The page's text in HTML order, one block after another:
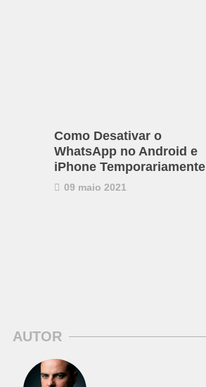
Como Desativar o
WhatsApp no Android e
iPhone Temporariamente
09 maio 2021
AUTOR